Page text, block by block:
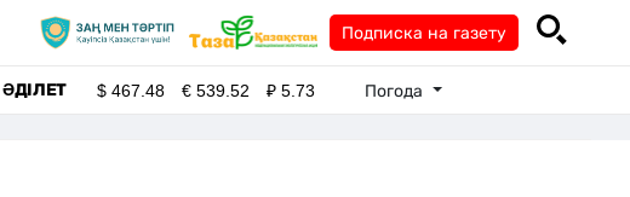
Подписка на газету
ӘДІЛЕТ $467.48 €539.52 ₽5.73 Погода